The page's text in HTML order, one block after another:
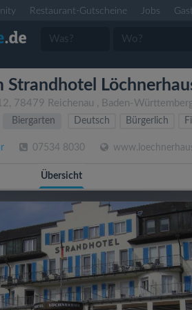
Restaurant-Gutscheine Jobs
Strandhotel
, 78479 Reichenau , Baden-
Biergarten Deutsch Bürgerlich
07534 8030
Übersicht